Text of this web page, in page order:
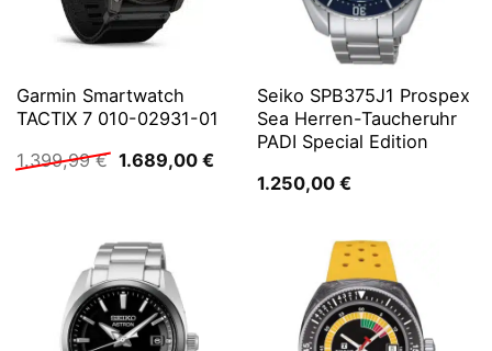
Garmin Smartwatch
TACTIX 7 010-02931-01
1.399,99€ Ursprünglicher
1.689,00 €Aktueller
Seiko SPB375J1 Prospex
Sea Herren-Taucheruhr
PADI Special Edition
1.250,00 €